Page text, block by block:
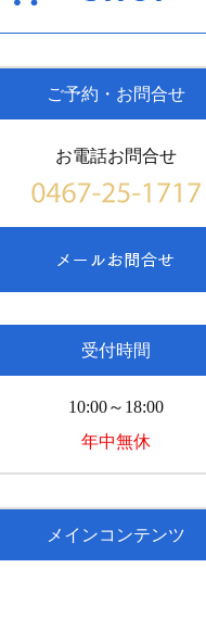
ご予約・お問合せ
お電話お問合せ
受付時間
10:00～18:00
年中無休
メインコンテンツ